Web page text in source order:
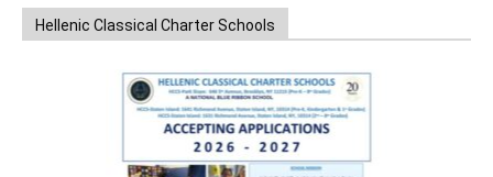
Hellenic Classical Charter Schools